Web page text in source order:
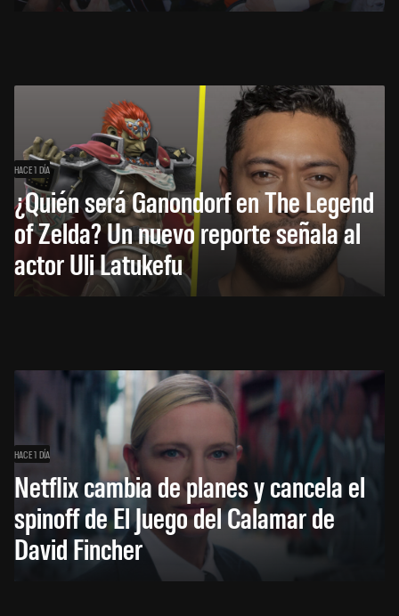
HACE 1 DÍA
¿Quién será Ganondorf en The Legend
of Zelda? Un nuevo reporte señala al
actor Uli Latukefu
HACE 1 DÍA
Netflix cambia de planes y cancela el
spinoff de El Juego del Calamar de
David Fincher